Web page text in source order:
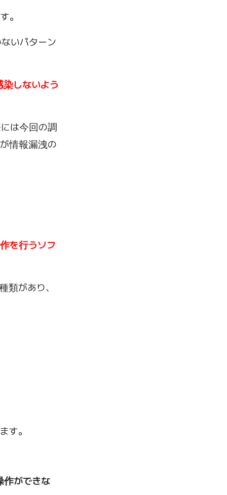
。
いパターン
しないよう
は今回の調
情報漏洩の
を行うソフ
類があり、
す。
作ができな